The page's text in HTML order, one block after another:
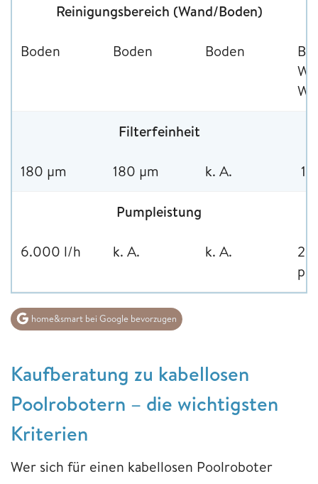
Reinigungsbereich (Wand/Boden)
Boden Boden Boden
Filterfeinheit
180 μm 180 μm k. A.
Pumpleistung
6.000 l/h k. A. k. A.
home&smart bei Google bevorzugen
Kaufberatung zu kabellosen
Poolrobotern – die wichtigsten
Kriterien
Wer sich für einen kabellosen Poolroboter